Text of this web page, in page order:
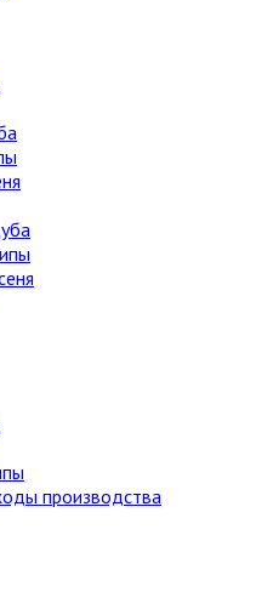
производства